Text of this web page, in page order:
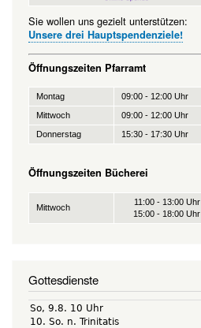
Sie wollen uns gezielt unterstützen:
Unsere drei Hauptspendenziele!
Öffnungszeiten Pfarramt
Montag
09:00 - 12:00 Uhr
Mittwoch
09:00 - 12:00 Uhr
Donnerstag
15:30 - 17:30 Uhr
Öffnungszeiten Bücherei
Mittwoch
11:00 - 13:00 Uhr
15:00 - 18:00 Uhr
Gottesdienste
So, 9.8. 10 Uhr
10. So. n. Trinitatis